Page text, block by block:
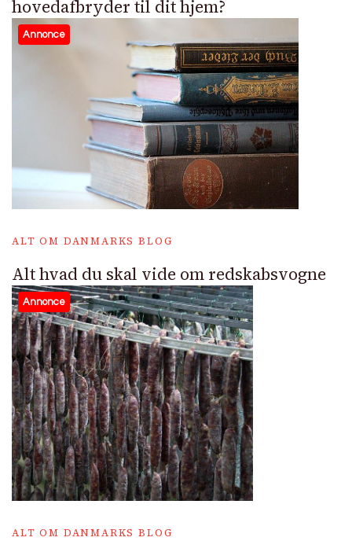
hovedafbryder til dit hjem?
Annonce
ALT OM DANMARKS BLOG
Alt hvad du skal vide om redskabsvogne
Annonce
ALT OM DANMARKS BLOG